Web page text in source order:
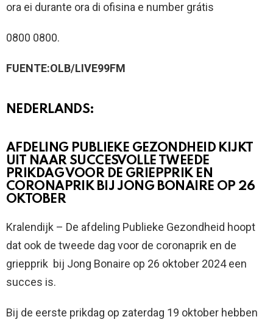
ora ei durante ora di ofisina e number grátis
0800 0800.
FUENTE:OLB/LIVE99FM
NEDERLANDS:
AFDELING PUBLIEKE GEZONDHEID KIJKT
UIT NAAR SUCCESVOLLE TWEEDE
PRIKDAG VOOR DE GRIEPPRIK EN
CORONAPRIK BIJ JONG BONAIRE OP 26
OKTOBER
Kralendijk – De afdeling Publieke Gezondheid hoopt
dat ook de tweede dag voor de coronaprik en de
griepprik bij Jong Bonaire op 26 oktober 2024 een
succes is.
Bij de eerste prikdag op zaterdag 19 oktober hebben